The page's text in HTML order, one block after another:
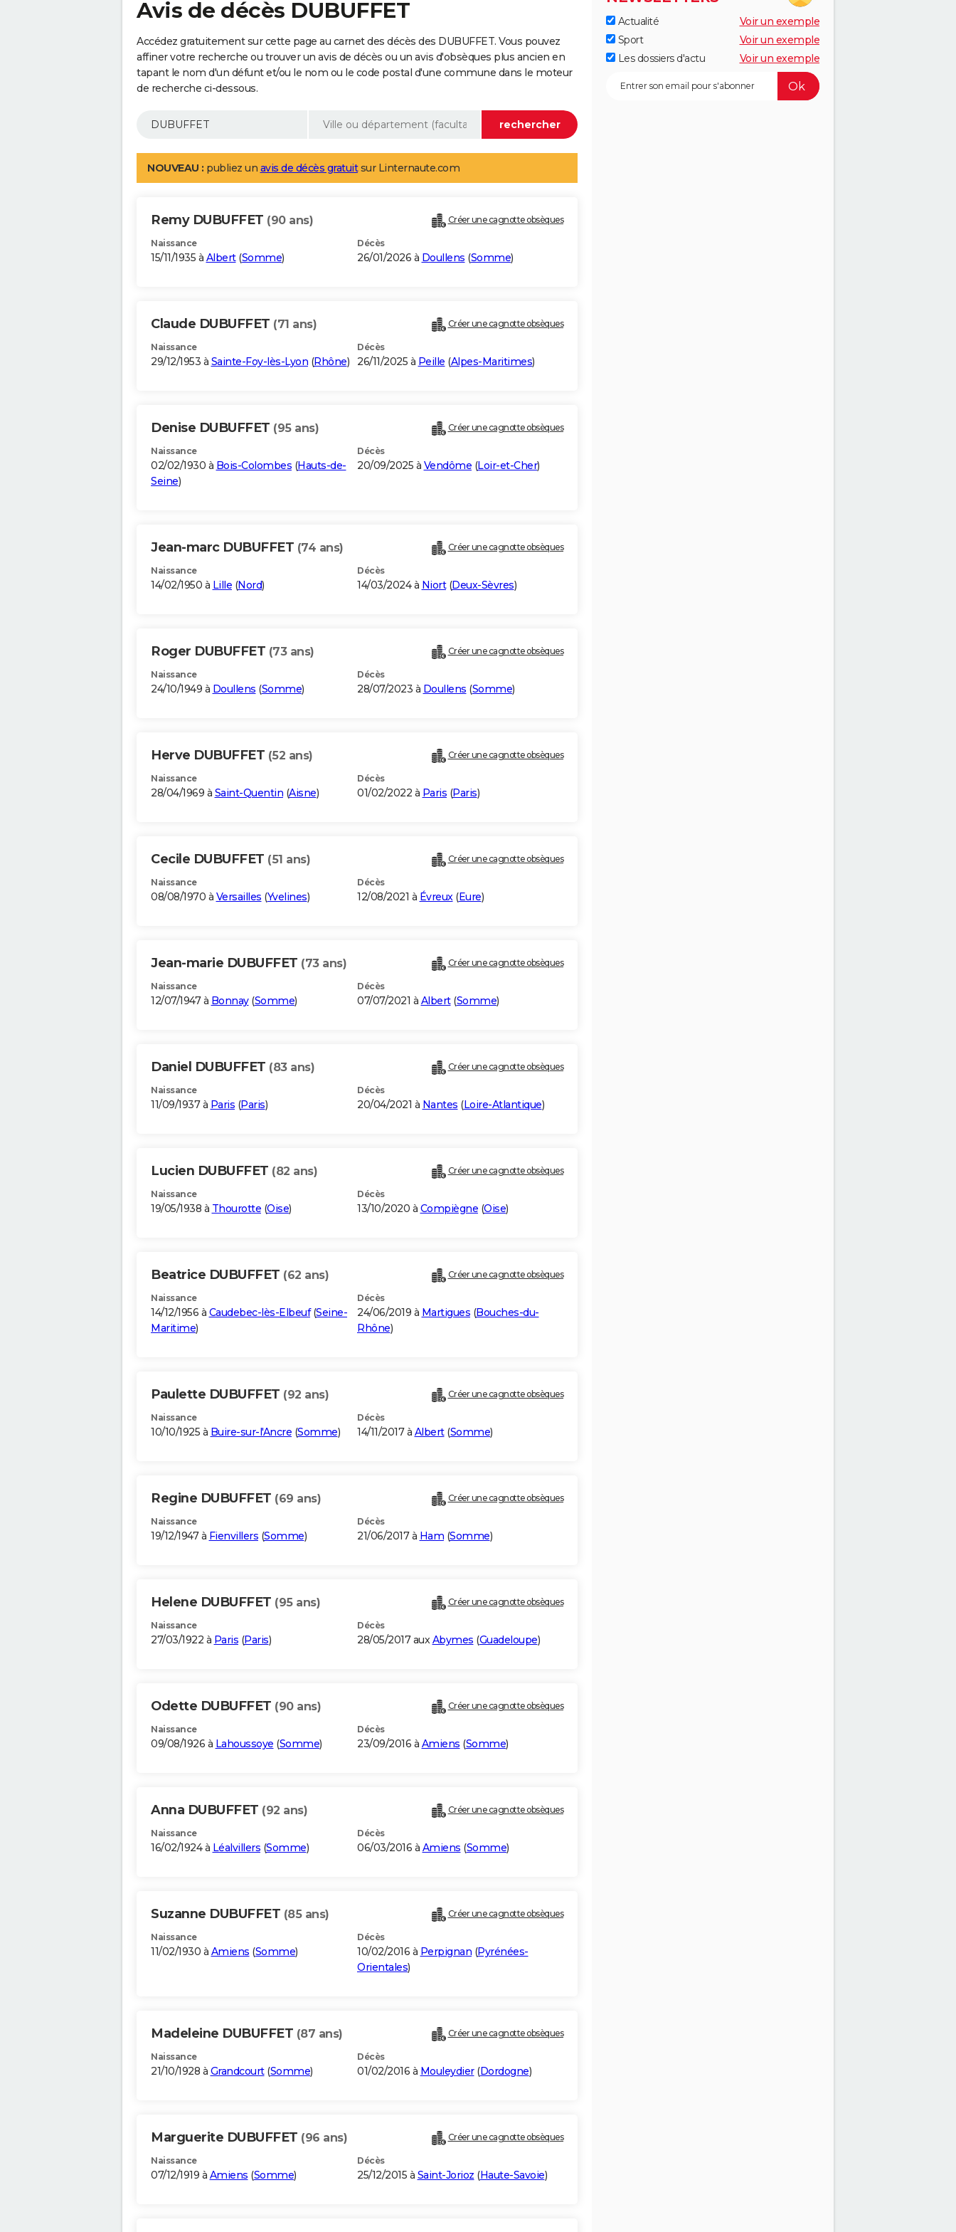
Avis de décès DUBUFFET
Accédez gratuitement sur cette page au carnet des décès des DUBUFFET. Vous pouvez
affiner votre recherche ou trouver un avis de décès ou un avis d'obsèques plus ancien en
tapant le nom d'un défunt et/ou le nom ou le code postal d'une commune dans le moteur
de recherche ci-dessous.
NOUVEAU : publiez un avis de décès gratuitsur Linternaute.com
Remy DUBUFFET (90 ans) Créer une cagnotte obsèques
Naissance
15/11/1935 à Albert(Somme)
Décès
26/01/2026 à Doullens (Somme)
Claude DUBUFFET (71 ans) Créer une cagnotte obsèques
Naissance
29/12/1953 à Sainte-Foy-lès-Lyon (Rhône)
Décès
26/11/2025 à Peille (Alpes-Maritimes)
Denise DUBUFFET (95 ans) Créer une cagnotte obsèques
Naissance
02/02/1930 à Bois-Colombes (Hauts-de-
Seine)
Décès
20/09/2025 à Vendôme (Loir-et-Cher)
Jean-marc DUBUFFET (74 ans) Créer une cagnotte obsèques
Naissance
14/02/1950 à Lille (Nord)
Décès
14/03/2024 à Niort(Deux-Sèvres)
Roger DUBUFFET (73 ans) Créer une cagnotte obsèques
Naissance
24/10/1949 à Doullens (Somme)
Décès
28/07/2023 à Doullens (Somme)
Herve DUBUFFET (52 ans) Créer une cagnotte obsèques
Naissance
28/04/1969 à Saint-Quentin (Aisne)
Décès
01/02/2022 à Paris (Paris)
Cecile DUBUFFET (51 ans) Créer une cagnotte obsèques
Naissance
08/08/1970 à Versailles (Yvelines)
Décès
12/08/2021 à Évreux(Eure)
Jean-marie DUBUFFET (73 ans) Créer une cagnotte obsèques
Naissance
12/07/1947 à Bonnay(Somme)
Décès
07/07/2021 à Albert(Somme)
Daniel DUBUFFET (83 ans) Créer une cagnotte obsèques
Naissance
11/09/1937 à Paris (Paris)
Décès
20/04/2021 à Nantes (Loire-Atlantique)
Lucien DUBUFFET (82 ans) Créer une cagnotte obsèques
Naissance
19/05/1938 à Thourotte (Oise)
Décès
13/10/2020 à Compiègne (Oise)
Beatrice DUBUFFET (62 ans) Créer une cagnotte obsèques
Naissance
14/12/1956 à Caudebec-lès-Elbeuf(Seine-
Maritime)
Décès
24/06/2019 à Martigues (Bouches-du-
Rhône)
Paulette DUBUFFET (92 ans) Créer une cagnotte obsèques
Naissance
10/10/1925 à Buire-sur-l'Ancre (Somme)
Décès
14/11/2017 à Albert(Somme)
Regine DUBUFFET (69 ans) Créer une cagnotte obsèques
Naissance
19/12/1947 à Fienvillers (Somme)
Décès
21/06/2017 à Ham (Somme)
Helene DUBUFFET (95 ans) Créer une cagnotte obsèques
Naissance
27/03/1922 à Paris (Paris)
Décès
28/05/2017 auxAbymes (Guadeloupe)
Odette DUBUFFET (90 ans) Créer une cagnotte obsèques
Naissance
09/08/1926 à Lahoussoye (Somme)
Décès
23/09/2016 à Amiens (Somme)
Anna DUBUFFET (92 ans) Créer une cagnotte obsèques
Naissance
16/02/1924 à Léalvillers (Somme)
Décès
06/03/2016 à Amiens (Somme)
Suzanne DUBUFFET (85 ans) Créer une cagnotte obsèques
Naissance
11/02/1930 à Amiens (Somme)
Décès
10/02/2016 à Perpignan (Pyrénées-
Orientales)
Madeleine DUBUFFET (87 ans) Créer une cagnotte obsèques
Naissance
21/10/1928 à Grandcourt(Somme)
Décès
01/02/2016 à Mouleydier(Dordogne)
Marguerite DUBUFFET (96 ans) Créer une cagnotte obsèques
Naissance
07/12/1919 à Amiens (Somme)
Décès
25/12/2015 à Saint-Jorioz (Haute-Savoie)
Actualité
Voir un exemple
Sport
Voir un exemple
Les dossiers d'actu
Voir un exemple